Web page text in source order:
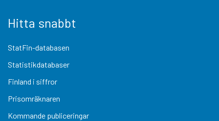
Hitta snabbt
StatFin-databasen
Statistikdatabaser
Finland i siffror
Prisomräknaren
Kommande publiceringar